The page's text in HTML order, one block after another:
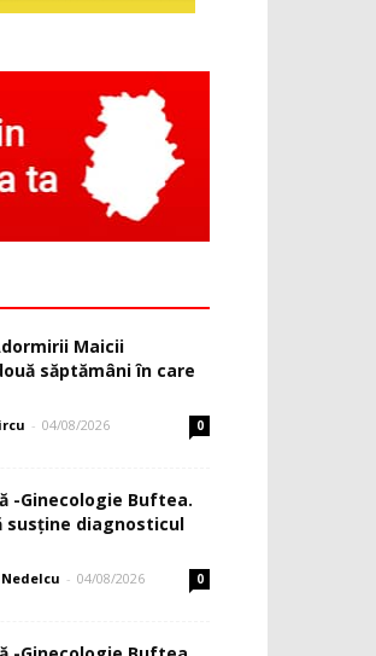
Maicii
săptămâni în care
- 04/08/2026 0
-Ginecologie Buftea.
susţine diagnosticul
- 04/08/2026 0